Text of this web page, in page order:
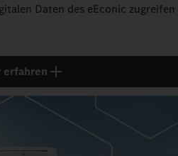
Daten des eEconic zugreifen
erfahren